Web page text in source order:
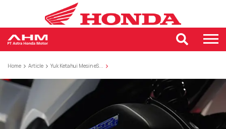
Home Article Yuk Ketahui Mesin eS...